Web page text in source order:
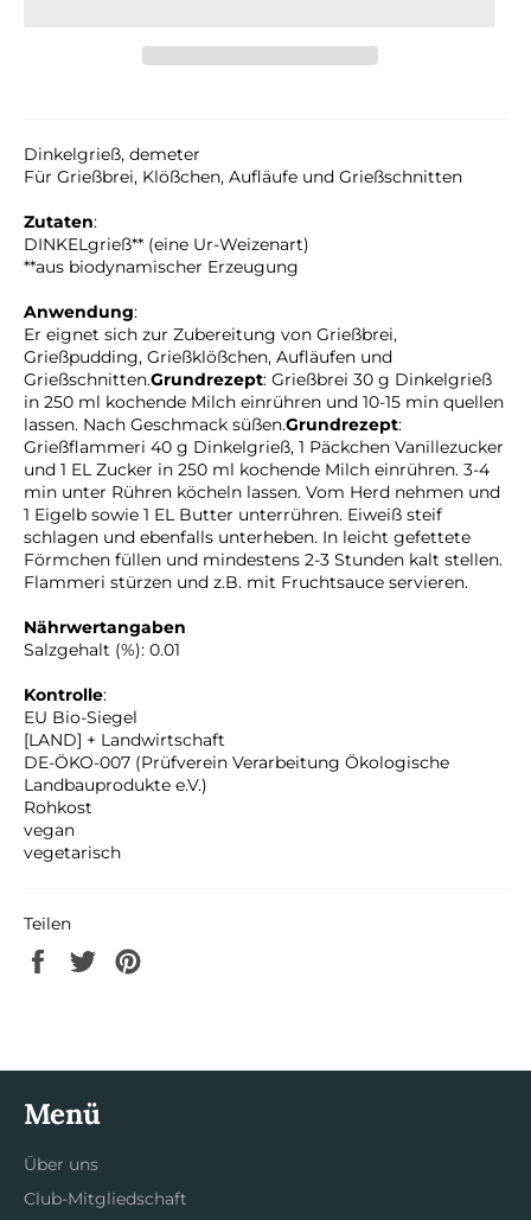
Dinkelgrieß, demeter
Für Grießbrei, Klößchen, Aufläufe und Grießschnitten
Zutaten:
DINKELgrieß** (eine Ur-Weizenart)
**aus biodynamischer Erzeugung
Anwendung:
Er eignet sich zur Zubereitung von Grießbrei,
Grießpudding, Grießklößchen, Aufläufen und
Grießschnitten.Grundrezept: Grießbrei 30 g Dinkelgrieß
in 250 ml kochende Milch einrühren und 10-15 min quellen
lassen. Nach Geschmack süßen.Grundrezept:
Grießflammeri 40 g Dinkelgrieß, 1 Päckchen Vanillezucker
und 1 EL Zucker in 250 ml kochende Milch einrühren. 3-4
min unter Rühren köcheln lassen. Vom Herd nehmen und
1 Eigelb sowie 1 EL Butter unterrühren. Eiweiß steif
schlagen und ebenfalls unterheben. In leicht gefettete
Förmchen füllen und mindestens 2-3 Stunden kalt stellen.
Flammeri stürzen und z.B. mit Fruchtsauce servieren.
Nährwertangaben
Salzgehalt (%): 0.01
Kontrolle:
EU Bio-Siegel
[LAND] + Landwirtschaft
DE-ÖKO-007 (Prüfverein Verarbeitung Ökologische
Landbauprodukte e.V.)
Rohkost
vegan
vegetarisch
Teilen
Auf
Facebook
Auf
Twitter
Menü
Über uns
Club-Mitgliedschaft